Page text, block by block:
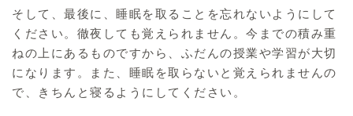
そして、最後に、睡眠を取ることを忘れないようにして
ください。徹夜しても覚えられません。今までの積み重
ねの上にあるものですから、ふだんの授業や学習が大切
になります。また、睡眠を取らないと覚えられませんの
で、きちんと寝るようにしてください。